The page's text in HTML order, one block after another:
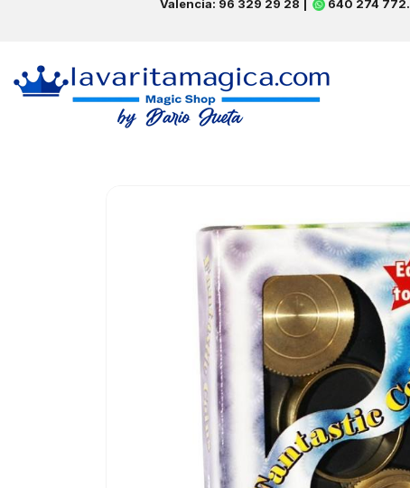
Valencia: 96 329 29 28 | 640 274 772.